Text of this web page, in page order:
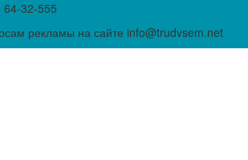
64-32-555
рекламы на сайте info@trudvsem.net